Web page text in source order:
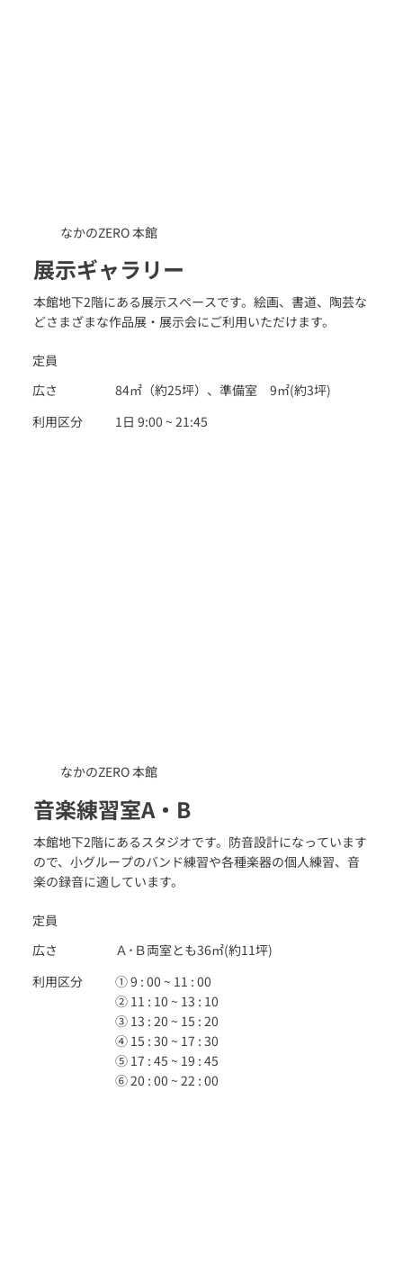
なかのZERO 本館
展示ギャラリー
本館地下2階にある展示スペースです。絵画、書道、陶芸な
どさまざまな作品展・展示会にご利用いただけます。
定員
広さ
84㎡（約25坪）、準備室 9㎡(約3坪)
利用区分
1日 9:00 ~ 21:45
なかのZERO 本館
音楽練習室A・B
本館地下2階にあるスタジオです。防音設計になっています
ので、小グループのバンド練習や各種楽器の個人練習、音
楽の録音に適しています。
定員
広さ
Ａ･Ｂ両室とも36㎡(約11坪)
利用区分
① 9 : 00 ~ 11 : 00
② 11 : 10 ~ 13 : 10
③ 13 : 20 ~ 15 : 20
④ 15 : 30 ~ 17 : 30
⑤ 17 : 45 ~ 19 : 45
⑥ 20 : 00 ~ 22 : 00